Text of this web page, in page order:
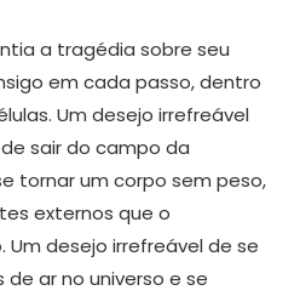
a tragédia sobre seu
em cada passo, dentro
Um desejo irrefreável
sair do campo da
tornar um corpo sem peso,
externos que o
desejo irrefreável de se
ar no universo e se